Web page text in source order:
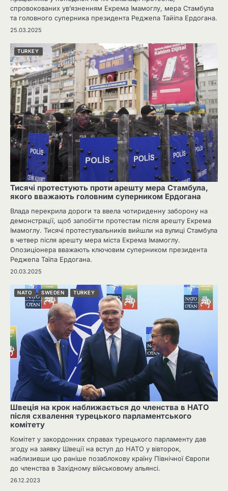
спровокованих ув’язненням Екрема Імамоглу, мера Стамбула
та головного суперника президента Реджепа Тайіпа Ердогана.
25.03.2025
TURKEY
Тисячі протестують проти арешту мера Стамбула,
якого вважають головним суперником Ердогана
Влада перекрила дороги та ввела чотириденну заборону на
демонстрації, щоб запобігти протестам після арешту Екрема
Імамоглу. Тисячі протестувальників вийшли на вулиці Стамбула
в четвер після арешту мера міста Екрема Імамоглу.
Опозиціонера вважають ключовим суперником президента
Реджепа Таїпа Ердогана.
20.03.2025
NATO SWEDEN TURKEY
Швеція на крок наближається до членства в НАТО
після схвалення турецького парламентського
комітету
Комітет у закордонних справах турецького парламенту дав
згоду на заявку Швеції на вступ до НАТО у вівторок,
наблизивши цю раніше позаблокову країну Північної Європи
до членства в Західному військовому альянсі.
26.12.2023